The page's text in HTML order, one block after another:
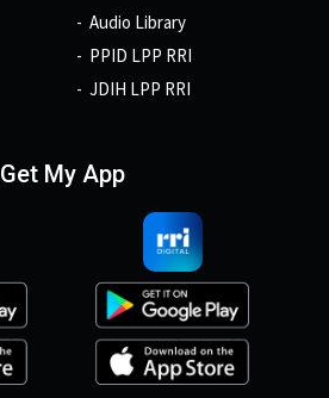
Audio Library
PPID LPP RRI
JDIH LPP RRI
Get My App